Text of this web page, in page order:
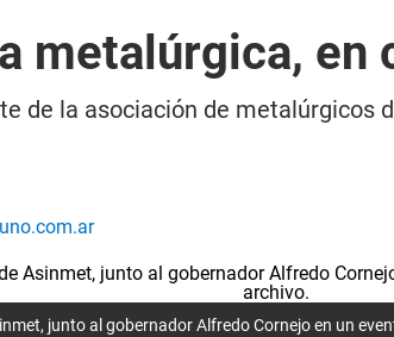
metalúrgica, en
de la asociación de metalúrgicos
junto al gobernador Alfredo Cornejo en un